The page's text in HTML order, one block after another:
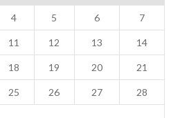
4 5 6 7
11 12 13 14
18 19 20 21
25 26 27 28